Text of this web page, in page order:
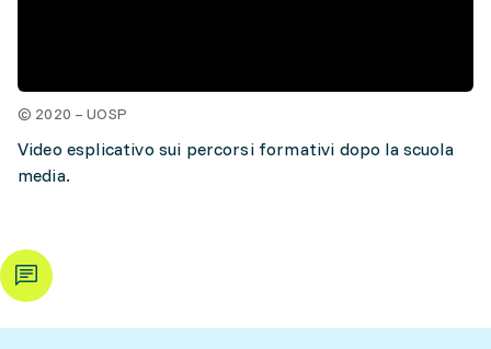
© 2020 – UOSP
Video esplicativo sui percorsi formativi dopo la scuola
media.